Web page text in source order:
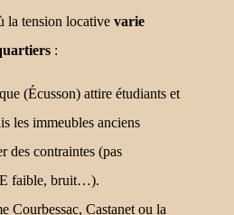
la tension locative varie
:
(Écusson) attire étudiants et
les immeubles anciens
des contraintes (pas
faible, bruit…).
Courbessac, Castanet ou la